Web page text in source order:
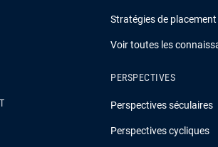
Stratégies de placement
Voir toutes les
PERSPECTIVES
Perspectives séculaires
Perspectives cycliques